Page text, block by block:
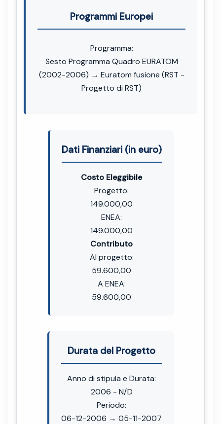
Programmi Europei
Programma:
Sesto Programma Quadro EURATOM
(2002-2006) → Euratom fusione (RST -
Progetto di RST)
Dati Finanziari (in euro)
Costo Eleggibile
Progetto:
149.000,00
ENEA:
149.000,00
Contributo
Al progetto:
59.600,00
A ENEA:
59.600,00
Durata del Progetto
Anno di stipula e Durata:
2006 - N/D
Periodo:
06-12-2006 → 05-11-2007